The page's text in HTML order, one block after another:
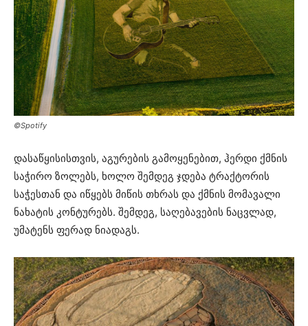
©Spotify
დასაწყისისთვის, აგურების გამოყენებით, ჰერდი ქმნის
საჭირო ზოლებს, ხოლო შემდეგ ჯდება ტრაქტორის
საჭესთან და იწყებს მიწის თხრას და ქმნის მომავალი
ნახატის კონტურებს. შემდეგ, საღებავების ნაცვლად,
უმატენს ფერად ნიადაგს.